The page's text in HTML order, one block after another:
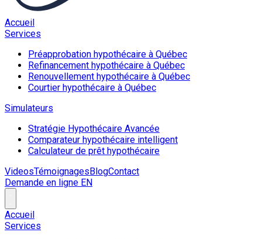
Accueil
Services
Préapprobation hypothécaire à Québec
Refinancement hypothécaire à Québec
Renouvellement hypothécaire à Québec
Courtier hypothécaire à Québec
Simulateurs
Stratégie Hypothécaire Avancée
Comparateur hypothécaire intelligent
Calculateur de prêt hypothécaire
VideosTémoignagesBlogContact
Demande en ligne EN
Accueil
Services